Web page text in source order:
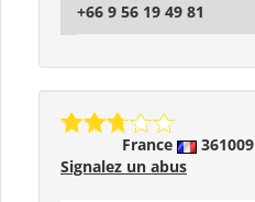
+66 9 56 19 49 81
France 361009
Signalez un abus